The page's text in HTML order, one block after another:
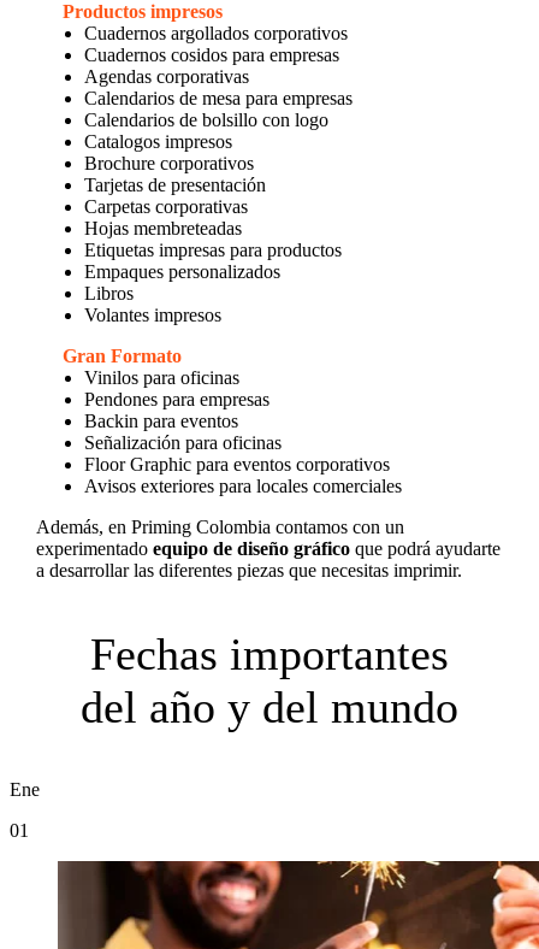
Productos impresos
Cuadernos argollados corporativos
Cuadernos cosidos para empresas
Agendas corporativas
Calendarios de mesa para empresas
Calendarios de bolsillo con logo
Catalogos impresos
Brochure corporativos
Tarjetas de presentación
Carpetas corporativas
Hojas membreteadas
Etiquetas impresas para productos
Empaques personalizados
Libros
Volantes impresos
Gran Formato
Vinilos para oficinas
Pendones para empresas
Backin para eventos
Señalización para oficinas
Floor Graphic para eventos corporativos
Avisos exteriores para locales comerciales
Además, en Priming Colombia contamos con un
experimentado equipo de diseño gráficoque podrá ayudarte
a desarrollar las diferentes piezas que necesitas imprimir.
Fechas importantes
del año y del mundo
Ene
01